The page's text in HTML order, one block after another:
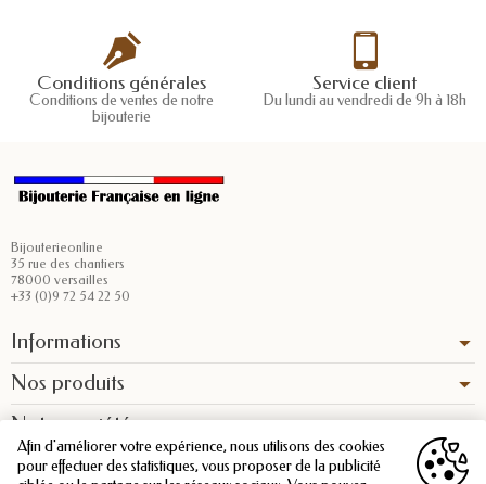
Conditions générales
Conditions de ventes de notre
bijouterie
Service client
Du lundi au vendredi de 9h à 18h
Bijouterieonline
35 rue des chantiers
78000 versailles
+33 (0)9 72 54 22 50
Informations
Nos produits
Notre société
Afin d'améliorer votre expérience, nous utilisons des cookies
pour effectuer des statistiques, vous proposer de la publicité